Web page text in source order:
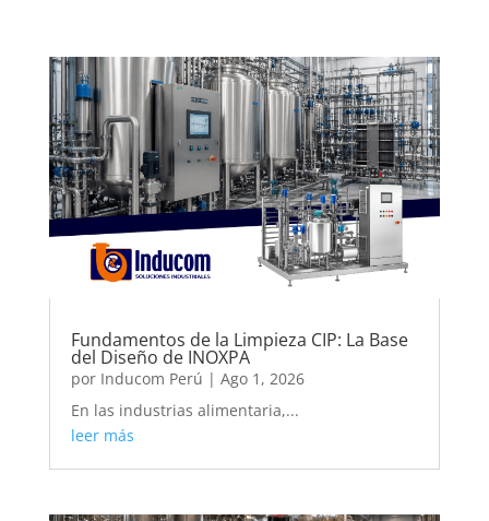
Fundamentos de la Limpieza CIP: La Base
del Diseño de INOXPA
por Inducom Perú | Ago 1, 2026
En las industrias alimentaria,...
leer más